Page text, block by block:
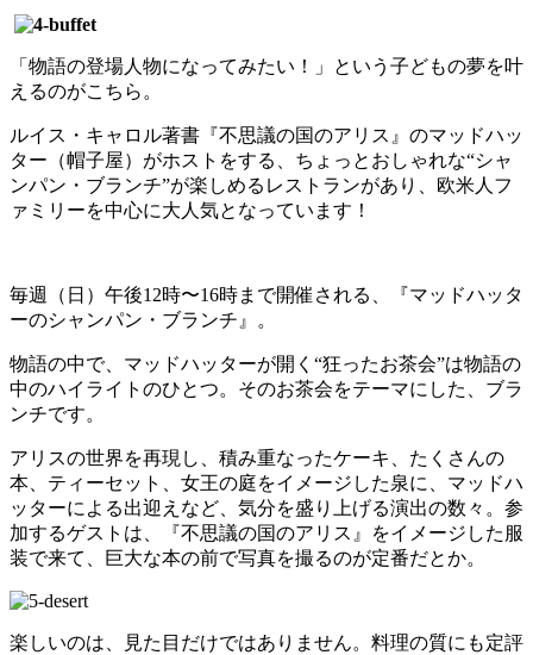
「物語の登場人物になってみたい！」という子どもの夢を叶
えるのがこちら。
ルイス・キャロル著書『不思議の国のアリス』のマッドハッ
ター（帽子屋）がホストをする、ちょっとおしゃれな“シャ
ンパン・ブランチ”が楽しめるレストランがあり、欧米人フ
ァミリーを中心に大人気となっています！
毎週（日）午後12時〜16時まで開催される、『マッドハッタ
ーのシャンパン・ブランチ』。
物語の中で、マッドハッターが開く“狂ったお茶会”は物語の
中のハイライトのひとつ。そのお茶会をテーマにした、ブラ
ンチです。
アリスの世界を再現し、積み重なったケーキ、たくさんの
本、ティーセット、女王の庭をイメージした泉に、マッドハ
ッターによる出迎えなど、気分を盛り上げる演出の数々。参
加するゲストは、『不思議の国のアリス』をイメージした服
装で来て、巨大な本の前で写真を撮るのが定番だとか。
楽しいのは、見た目だけではありません。料理の質にも定評